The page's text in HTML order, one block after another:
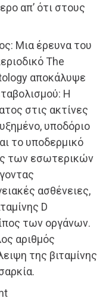
απ’ ότι στους
Μια έρευνα του
The
αποκάλυψε
Η
στις ακτίνες
υποδόριο
το υποδερμικό
των εσωτερικών
ασθένειες,
D
των οργάνων.
αριθμός
της βιταμίνης